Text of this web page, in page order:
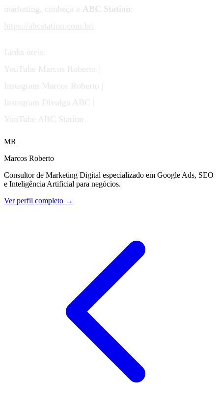
marketing, conheça a ABC Station:
https://abcstation.com.br/
Links úteis:
YouTube Marcos Roberto |
Instagram Marcos Roberto |
Instagram Divulga ABC |
YouTube ABC Station
MR
Marcos Roberto
Consultor de Marketing Digital especializado em Google Ads, SEO
e Inteligência Artificial para negócios.
Ver perfil completo →